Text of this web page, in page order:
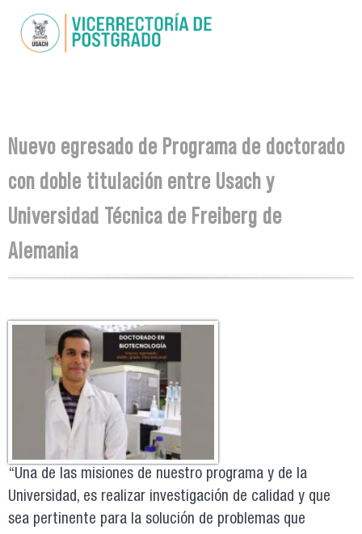
main
You are here
Nuevo egresado de Programa de doctorado
con doble titulación entre Usach y
Universidad Técnica de Freiberg de
Alemania
“Una de las misiones de nuestro programa y de la
Universidad, es realizar investigación de calidad y que
sea pertinente para la solución de problemas que